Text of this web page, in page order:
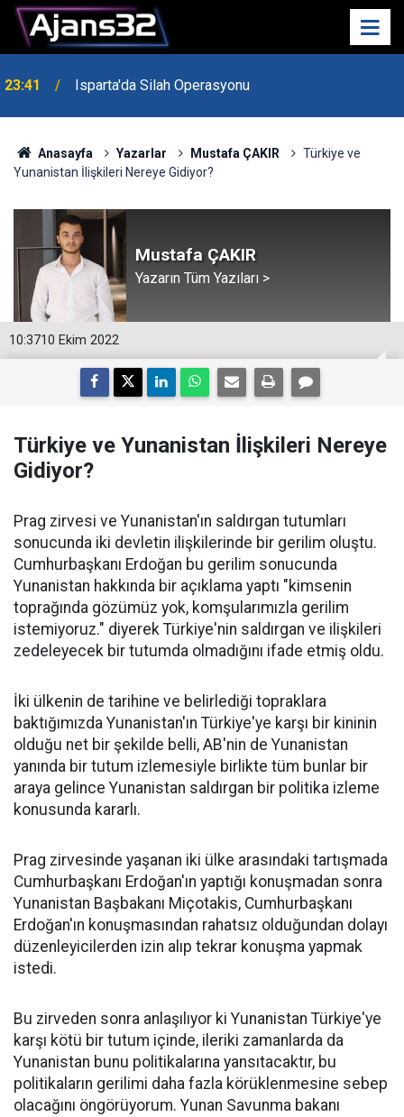
23:21 6 Mart Spor Salonu Yeniden Yükseliyor
Anasayfa Yazarlar Mustafa ÇAKIR
Türkiye ve
Yunanistan İlişkileri Nereye Gidiyor?
Mustafa ÇAKIR
Yazarın Tüm Yazıları >
10:3710 Ekim 2022
Türkiye ve Yunanistan İlişkileri Nereye
Gidiyor?
Prag zirvesi ve Yunanistan'ın saldırgan tutumları
sonucunda iki devletin ilişkilerinde bir gerilim oluştu.
Cumhurbaşkanı Erdoğan bu gerilim sonucunda
Yunanistan hakkında bir açıklama yaptı "kimsenin
toprağında gözümüz yok, komşularımızla gerilim
istemiyoruz." diyerek Türkiye'nin saldırgan ve ilişkileri
zedeleyecek bir tutumda olmadığını ifade etmiş oldu.
İki ülkenin de tarihine ve belirlediği topraklara
baktığımızda Yunanistan'ın Türkiye'ye karşı bir kininin
olduğu net bir şekilde belli, AB'nin de Yunanistan
yanında bir tutum izlemesiyle birlikte tüm bunlar bir
araya gelince Yunanistan saldırgan bir politika izleme
konusunda kararlı.
Prag zirvesinde yaşanan iki ülke arasındaki tartışmada
Cumhurbaşkanı Erdoğan'ın yaptığı konuşmadan sonra
Yunanistan Başbakanı Miçotakis, Cumhurbaşkanı
Erdoğan'ın konuşmasından rahatsız olduğundan dolayı
düzenleyicilerden izin alıp tekrar konuşma yapmak
istedi.
Bu zirveden sonra anlaşılıyor ki Yunanistan Türkiye'ye
karşı kötü bir tutum içinde, ileriki zamanlarda da
Yunanistan bunu politikalarına yansıtacaktır, bu
politikaların gerilimi daha fazla körüklenmesine sebep
olacağını öngörüyorum. Yunan Savunma bakanı